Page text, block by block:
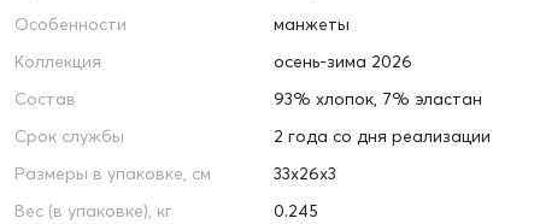
Особенности
манжеты
Коллекция
осень-зима 2026
Состав
93% хлопок, 7% эластан
Срок службы
2 года со дня реализации
Размеры в упаковке, см
33х26х3
Вес (в упаковке), кг
0.245